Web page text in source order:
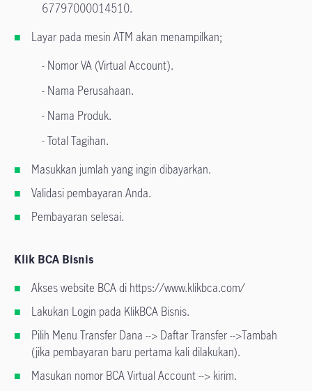
67797000014510.
Layar pada mesin ATM akan menampilkan;
- Nomor VA (Virtual Account).
- Nama Perusahaan.
- Nama Produk.
- Total Tagihan.
Masukkan jumlah yang ingin dibayarkan.
Validasi pembayaran Anda.
Pembayaran selesai.
Klik BCA Bisnis
Akses website BCA di https://www.klikbca.com/
Lakukan Login pada KlikBCA Bisnis.
Pilih Menu Transfer Dana --> Daftar Transfer -->Tambah
(jika pembayaran baru pertama kali dilakukan).
Masukan nomor BCA Virtual Account --> kirim.